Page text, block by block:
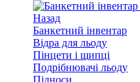
Назад
Банкетний інвентар
Відра для льоду
Пінцети і щипці
Подрібнювачі льоду
Підноси